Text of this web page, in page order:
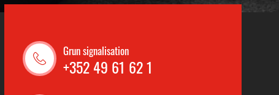
Grun signalisation
+352 49 61 62 1